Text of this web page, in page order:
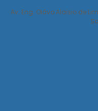
Av. Eng. Olávo Alaisio de